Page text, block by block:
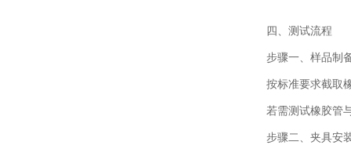
四、测试流程
步骤一、样品制
按标准要求截取
若需测试橡胶管
步骤二、夹具安